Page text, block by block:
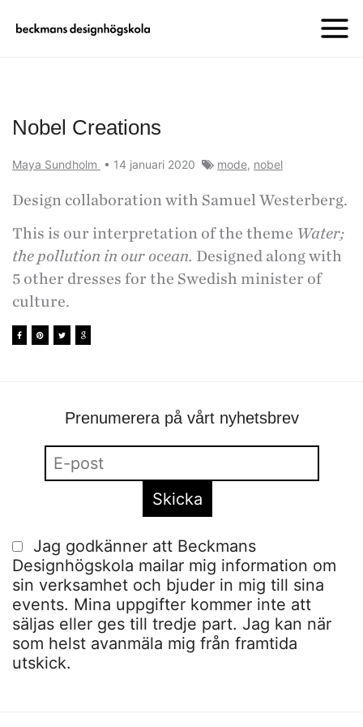
Nobel Creations
Maya Sundholm • 14 januari 2020 mode, nobel
Design collaboration with Samuel Westerberg.
This is our interpretation of the theme Water;
the pollution in our ocean. Designed along with
5 other dresses for the Swedish minister of
culture.
Prenumerera på vårt nyhetsbrev
Jag godkänner att Beckmans
Designhögskola mailar mig information om
sin verksamhet och bjuder in mig till sina
events. Mina uppgifter kommer inte att
säljas eller ges till tredje part. Jag kan när
som helst avanmäla mig från framtida
utskick.